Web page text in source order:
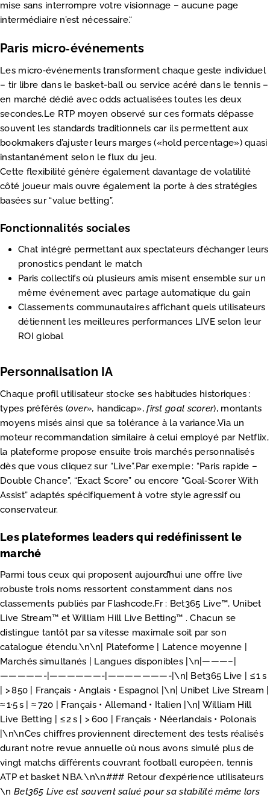
mise sans interrompre votre visionnage – aucune page
intermédiaire n’est nécessaire.“
Paris micro‑événements
Les micro‑événements transforment chaque geste individuel
– tir libre dans le basket-ball ou service acéré dans le tennis –
en marché dédié avec odds actualisées toutes les deux
secondes.Le RTP moyen observé sur ces formats dépasse
souvent les standards traditionnels car ils permettent aux
bookmakers d’ajuster leurs marges («​hold percentage​») quasi
instantanément selon le flux du jeu.
Cette flexibilité génère également davantage de volatilité
côté joueur mais ouvre également la porte à des stratégies
basées sur “value betting”.
Fonctionnalités sociales
Chat intégré permettant aux spectateurs d’échanger leurs
pronostics pendant le match
Paris collectifs où plusieurs amis misent ensemble sur un
même événement avec partage automatique du gain
Classements communautaires affichant quels utilisateurs
détiennent les meilleures performances LIVE selon leur
ROI global
Personnalisation IA
Chaque profil utilisateur stocke ses habitudes historiques :
types préférés (over», handicap»,first goal scorer), montants
moyens misés ainsi que sa tolérance à la variance.Via un
moteur recommandation similaire à celui employé par Netflix,
la plateforme propose ensuite trois marchés personnalisés
dès que vous cliquez sur “Live”.Par exemple : “Paris rapide –
Double Chance”, “Exact Score” ou encore “Goal‑Scorer With
Assist” adaptés spécifiquement à votre style agressif ou
conservateur.
Les plateformes leaders qui redéfinissent le
marché
Parmi tous ceux qui proposent aujourd’hui une offre live
robuste trois noms ressortent constamment dans nos
classements publiés par Flashcode.Fr : Bet365 Live™, Unibet
Live Stream™ et William Hill Live Betting™ . Chacun se
distingue tantôt par sa vitesse maximale soit par son
catalogue étendu.\n\n| Plateforme | Latence moyenne |
Marchés simultanés | Langues disponibles |\n|———–|
—————-|——————-|———————-|\n| Bet365 Live | ≤ 1 s
| > 850 | Français • Anglais • Espagnol |\n| Unibet Live Stream |
≈ 1·5 s | ≈ 720 | Français • Allemand • Italien |\n| William Hill
Live Betting | ≤ 2 s | > 600 | Français • Néerlandais • Polonais
|\n\nCes chiffres proviennent directement des tests réalisés
durant notre revue annuelle où nous avons simulé plus de
vingt matchs différents couvrant football européen, tennis
ATP et basket NBA.\n\n### Retour d’expérience utilisateurs
\n Bet365 Live est souvent salué pour sa stabilité même lors